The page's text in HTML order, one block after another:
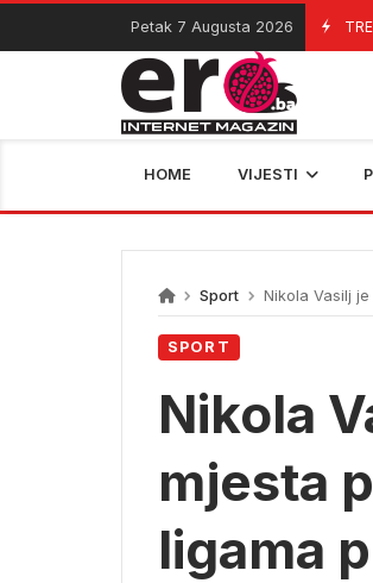
Skip
content
Petak 7 Augusta 2026 07/08/
HOME VIJESTI
Sport Nikola Vasilj
SPORT
Nikola
mjesta
ligama